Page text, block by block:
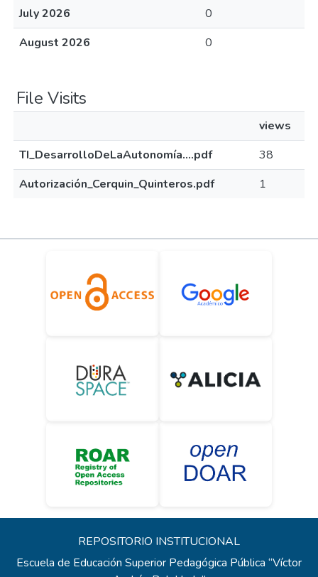
July 2026
0
August 2026
0
File Visits
views
TI_DesarrolloDeLaAutonomía....pdf
38
Autorización_Cerquin_Quinteros.pdf
1
REPOSITORIO INSTITUCIONAL
Escuela de Educación Superior Pedagógica Pública “Víctor